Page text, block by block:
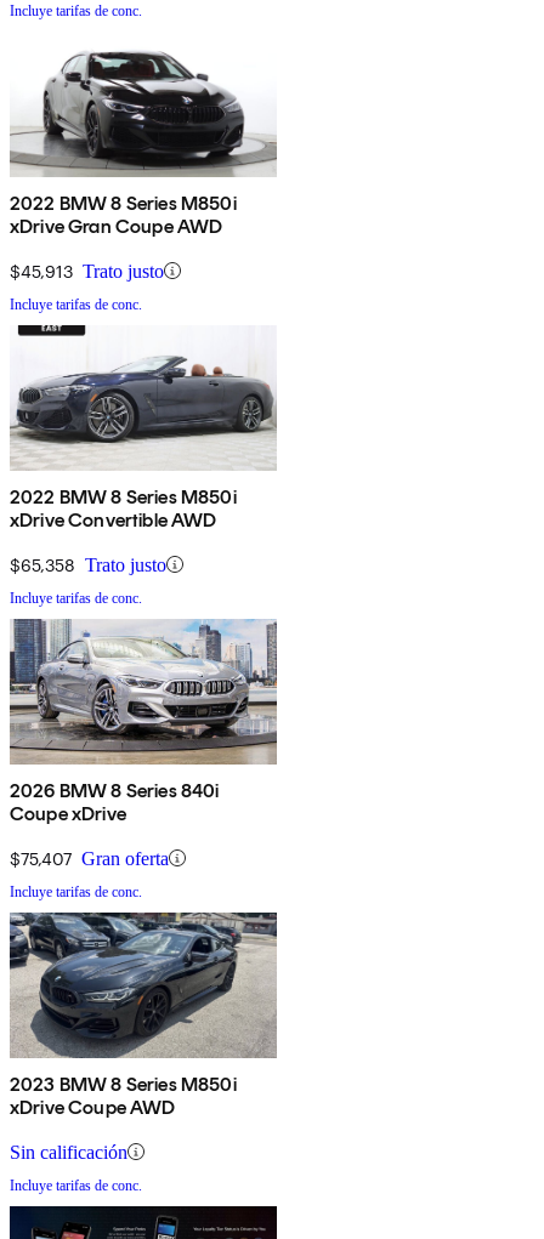
Incluye tarifas de conc.
2022 BMW 8 Series M850i
xDrive Gran Coupe AWD
$45,913 Trato justo
Incluye tarifas de conc.
2022 BMW 8 Series M850i
xDrive Convertible AWD
$65,358 Trato justo
Incluye tarifas de conc.
2026 BMW 8 Series 840i
Coupe xDrive
$75,407 Gran oferta
Incluye tarifas de conc.
2023 BMW 8 Series M850i
xDrive Coupe AWD
Sin calificación
Incluye tarifas de conc.